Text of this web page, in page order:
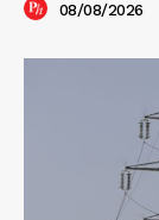
08/08/2026